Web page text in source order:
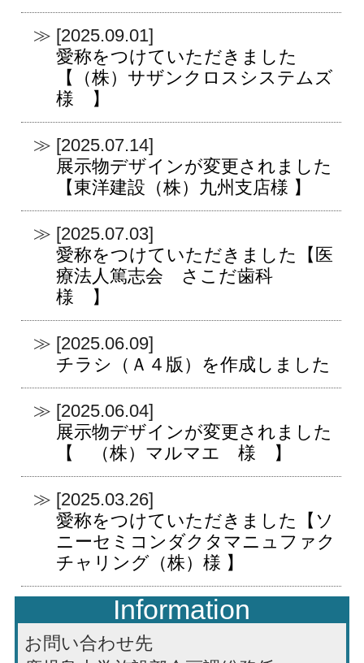
[2025.09.01]
愛称をつけていただきました
【（株）サザンクロスシステムズ
様 】
[2025.07.14]
展示物デザインが変更されました
【東洋建設（株）九州支店様 】
[2025.07.03]
愛称をつけていただきました【医
療法人篤志会 さこだ歯科
様 】
[2025.06.09]
チラシ（Ａ４版）を作成しました
[2025.06.04]
展示物デザインが変更されました
【 （株）マルマエ 様 】
[2025.03.26]
愛称をつけていただきました【ソ
ニーセミコンダクタマニュファク
チャリング（株）様 】
Information
お問い合わせ先